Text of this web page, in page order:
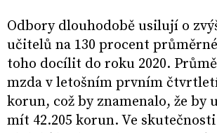
Odbory dlouhodobě usilují o
učitelů na 130 procent
toho docílit do roku 2020.
mzda v letošním prvním
korun, což by znamenalo, že by
mít 42.205 korun. Ve